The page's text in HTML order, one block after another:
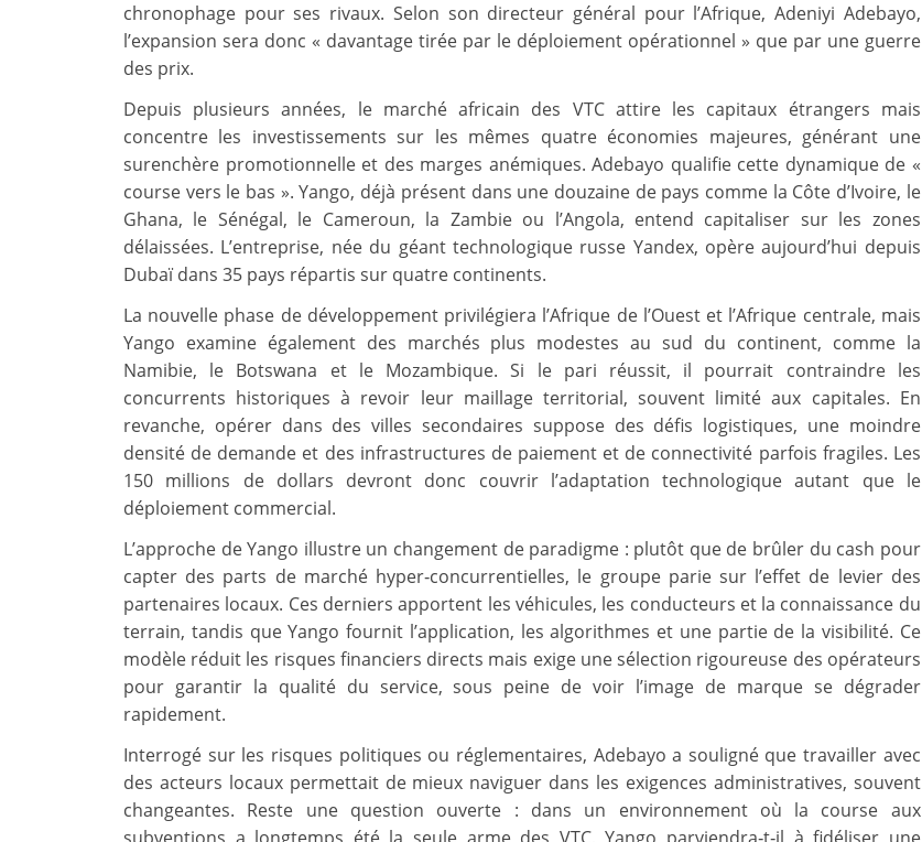
chronophage pour ses rivaux. Selon son directeur général pour l’Afrique, Adeniyi Adebayo,
l’expansion sera donc « davantage tirée par le déploiement opérationnel » que par une guerre
des prix.
Depuis plusieurs années, le marché africain des VTC attire les capitaux étrangers mais
concentre les investissements sur les mêmes quatre économies majeures, générant une
surenchère promotionnelle et des marges anémiques. Adebayo qualifie cette dynamique de «
course vers le bas ». Yango, déjà présent dans une douzaine de pays comme la Côte d’Ivoire, le
Ghana, le Sénégal, le Cameroun, la Zambie ou l’Angola, entend capitaliser sur les zones
délaissées. L’entreprise, née du géant technologique russe Yandex, opère aujourd’hui depuis
Dubaï dans 35 pays répartis sur quatre continents.
La nouvelle phase de développement privilégiera l’Afrique de l’Ouest et l’Afrique centrale, mais
Yango examine également des marchés plus modestes au sud du continent, comme la
Namibie, le Botswana et le Mozambique. Si le pari réussit, il pourrait contraindre les
concurrents historiques à revoir leur maillage territorial, souvent limité aux capitales. En
revanche, opérer dans des villes secondaires suppose des défis logistiques, une moindre
densité de demande et des infrastructures de paiement et de connectivité parfois fragiles. Les
150 millions de dollars devront donc couvrir l’adaptation technologique autant que le
déploiement commercial.
L’approche de Yango illustre un changement de paradigme : plutôt que de brûler du cash pour
capter des parts de marché hyper‑concurrentielles, le groupe parie sur l’effet de levier des
partenaires locaux. Ces derniers apportent les véhicules, les conducteurs et la connaissance du
terrain, tandis que Yango fournit l’application, les algorithmes et une partie de la visibilité. Ce
modèle réduit les risques financiers directs mais exige une sélection rigoureuse des opérateurs
pour garantir la qualité du service, sous peine de voir l’image de marque se dégrader
rapidement.
Interrogé sur les risques politiques ou réglementaires, Adebayo a souligné que travailler avec
des acteurs locaux permettait de mieux naviguer dans les exigences administratives, souvent
changeantes. Reste une question ouverte : dans un environnement où la course aux